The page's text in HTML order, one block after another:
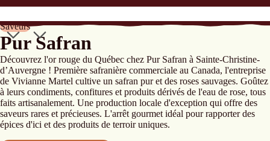
Saveurs
Pur Safran
Découvrez l'or rouge du Québec chez Pur Safran à Sainte-Christine-
d’Auvergne ! Première safranière commerciale au Canada, l'entreprise
de Vivianne Martel cultive un safran pur et des roses sauvages. Goûtez
à leurs condiments, confitures et produits dérivés de l'eau de rose, tous
faits artisanalement. Une production locale d'exception qui offre des
saveurs rares et précieuses. L'arrêt gourmet idéal pour rapporter des
épices d'ici et des produits de terroir uniques.